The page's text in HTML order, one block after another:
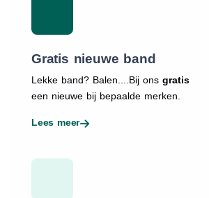
Gratis nieuwe band
Lekke band? Balen....Bij ons gratis
een nieuwe bij bepaalde merken.
Lees meer